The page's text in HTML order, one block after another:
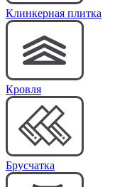
Клинкерная плитка
Кровля
Брусчатка